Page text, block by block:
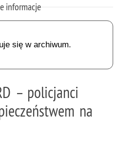
informacje
się w archiwum.
– policjanci
na